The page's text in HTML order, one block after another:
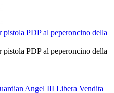
PDP al peperoncino della
PDP al peperoncino della